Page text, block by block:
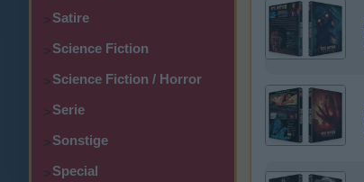
>Satire
>Science Fiction
>Science Fiction / Horror
>Serie
>Sonstige
>Special